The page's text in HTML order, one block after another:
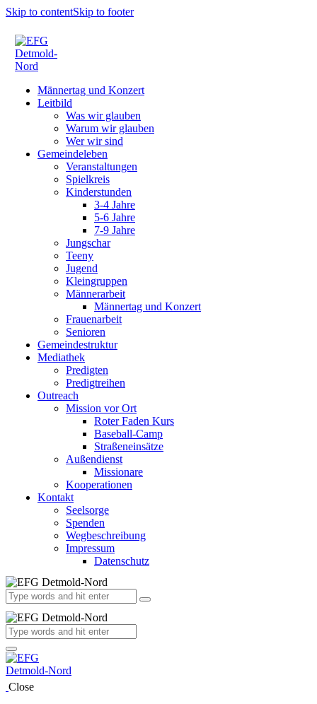
Skip to contentSkip to footer
Männertag und Konzert
Leitbild
Was wir glauben
Warum wir glauben
Wer wir sind
Gemeindeleben
Veranstaltungen
Spielkreis
Kinderstunden
3-4 Jahre
5-6 Jahre
7-9 Jahre
Jungschar
Teeny
Jugend
Kleingruppen
Männerarbeit
Männertag und Konzert
Frauenarbeit
Senioren
Gemeindestruktur
Mediathek
Predigten
Predigtreihen
Outreach
Mission vor Ort
Roter Faden Kurs
Baseball-Camp
Straßeneinsätze
Außendienst
Missionare
Kooperationen
Kontakt
Seelsorge
Spenden
Wegbeschreibung
Impressum
Datenschutz
Close